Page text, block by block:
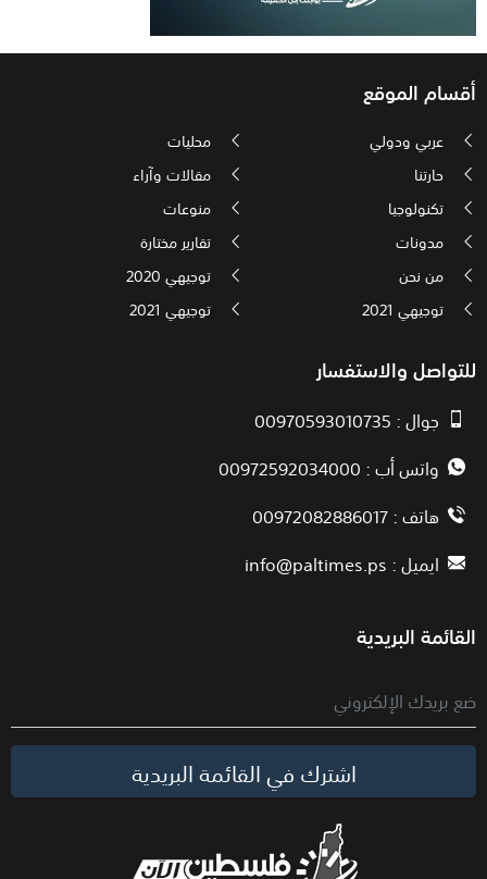
أقسام الموقع
عربي ودولي
محليات
حارتنا
مقالات وآراء
تكنولوجيا
منوعات
مدونات
تقارير مختارة
من نحن
توجيهي 2020
توجيهي 2021
توجيهي 2021
للتواصل والاستفسار
جوال : 00970593010735
واتس أب : 00972592034000
هاتف : 00972082886017
ايميل :info@paltimes.ps
القائمة البريدية
اشترك في القائمة البريدية